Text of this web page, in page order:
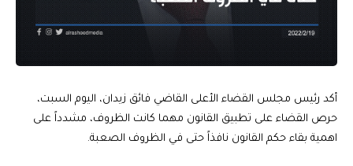
أكد رئيس مجلس القضاء الأعلى القاضي فائق زيدان، اليوم السبت،
حرص القضاء على تطبيق القانون مهما كانت الظروف، مشدداً على
اهمية بقاء حكم القانون نافذاً حتى في الظروف الصعبة.